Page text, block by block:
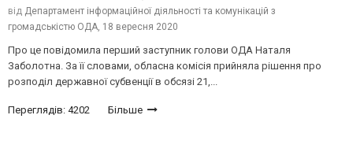
від Департамент інформаційної діяльності та комунікацій з
громадськістю ОДА, 18 вересня 2020
Про це повідомила перший заступник голови ОДА Наталя
Заболотна. За її словами, обласна комісія прийняла рішення про
розподіл державної субвенції в обсязі 21,...
Переглядів: 4202 Більше